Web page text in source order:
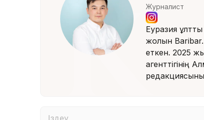
Журналист
Еуразия
жолын
еткен. 2025
агенттігінің